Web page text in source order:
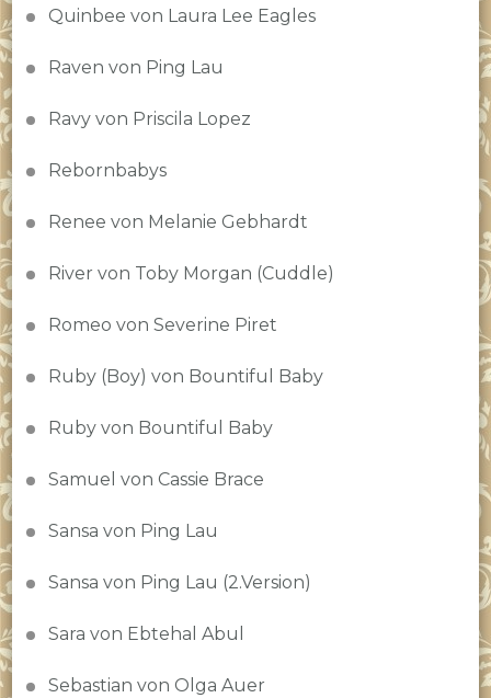
Quinbee von Laura Lee Eagles
Raven von Ping Lau
Ravy von Priscila Lopez
Rebornbabys
Renee von Melanie Gebhardt
River von Toby Morgan (Cuddle)
Romeo von Severine Piret
Ruby (Boy) von Bountiful Baby
Ruby von Bountiful Baby
Samuel von Cassie Brace
Sansa von Ping Lau
Sansa von Ping Lau (2.Version)
Sara von Ebtehal Abul
Sebastian von Olga Auer